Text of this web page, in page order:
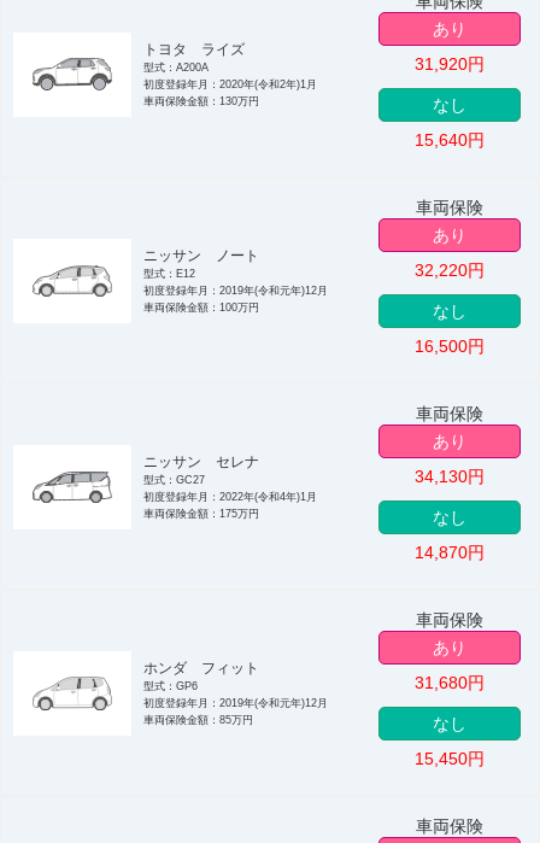
トヨタ ライズ
型式：A200A
初度登録年月：2020年(令和2年)1月
車両保険金額：130万円
あり
31,920円
なし
15,640円
ニッサン ノート
型式：E12
初度登録年月：2019年(令和元年)12月
車両保険金額：100万円
車両保険
あり
32,220円
なし
16,500円
ニッサン セレナ
型式：GC27
初度登録年月：2022年(令和4年)1月
車両保険金額：175万円
車両保険
あり
34,130円
なし
14,870円
ホンダ フィット
型式：GP6
初度登録年月：2019年(令和元年)12月
車両保険金額：85万円
車両保険
あり
31,680円
なし
15,450円
車両保険